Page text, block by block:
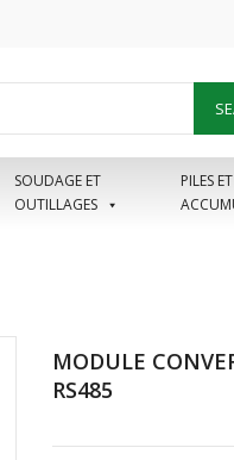
SOUDAGE ET
OUTILLAGES
PILES ET
MODULE
RS485